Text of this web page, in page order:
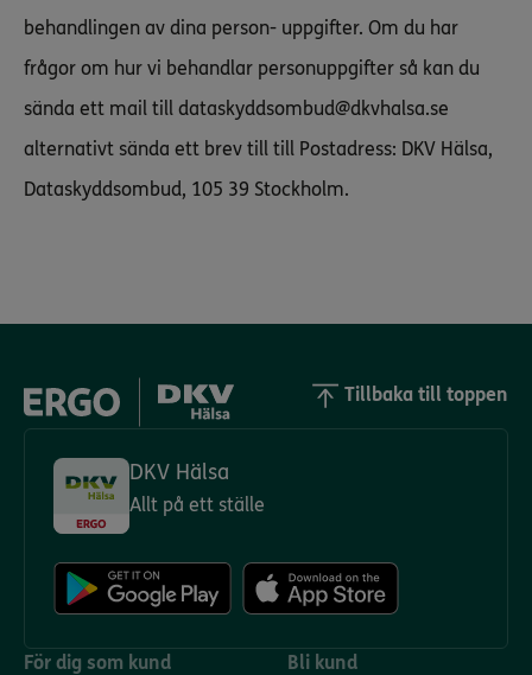
behandlingen av dina person- uppgifter. Om du har
frågor om hur vi behandlar personuppgifter så kan du
sända ett mail till dataskyddsombud@dkvhalsa.se
alternativt sända ett brev till till Postadress: DKV Hälsa,
Dataskyddsombud, 105 39 Stockholm.
Tillbaka till toppen
DKV Hälsa
Allt på ett ställe
För dig som kund Bli kund